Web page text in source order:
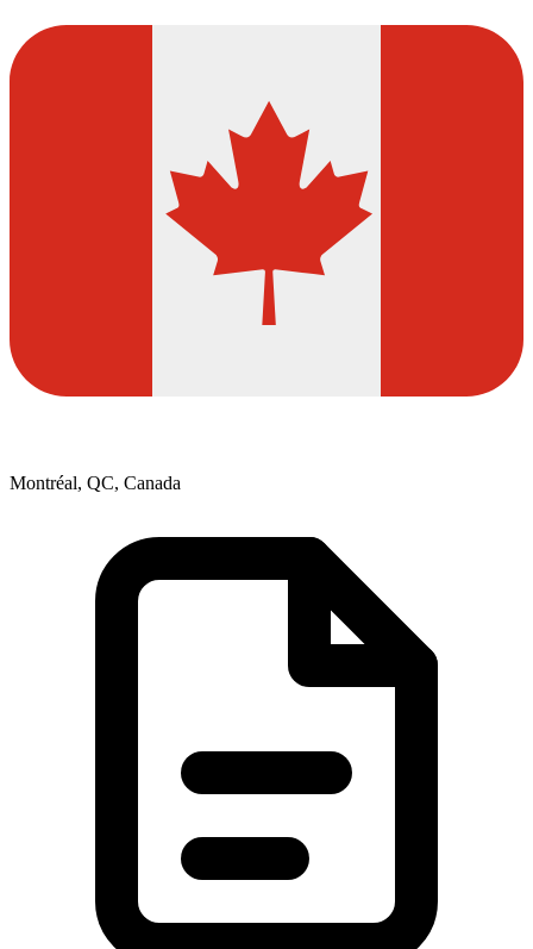
Montréal, QC, Canada